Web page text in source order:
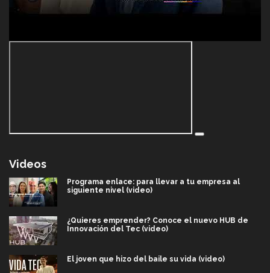
Videos
Programa enlace: para llevar a tu empresa al
siguiente nivel (video)
¿Quieres emprender? Conoce el nuevo HUB de
Innovación del Tec (video)
El joven que hizo del baile su vida (video)